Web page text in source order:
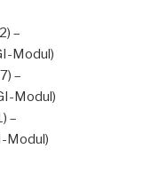
–
Modul)
–
Modul)
–
Modul)